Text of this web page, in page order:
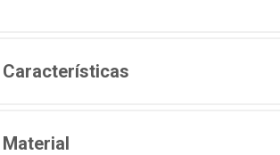
Características
Material